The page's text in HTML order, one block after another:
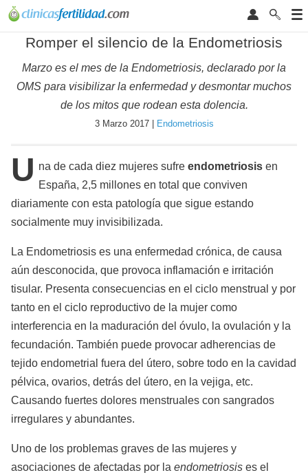
Romper el silencio de la Endometriosis
Marzo es el mes de la Endometriosis, declarado por la
OMS para visibilizar la enfermedad y desmontar muchos
de los mitos que rodean esta dolencia.
3 Marzo 2017 | Endometriosis
U na de cada diez mujeres sufre endometriosisen
España, 2,5 millones en total que conviven
diariamente con esta patología que sigue estando
socialmente muy invisibilizada.
La Endometriosis es una enfermedad crónica, de causa
aún desconocida, que provoca inflamación e irritación
tisular. Presenta consecuencias en el ciclo menstrual y por
tanto en el ciclo reproductivo de la mujer como
interferencia en la maduración del óvulo, la ovulación y la
fecundación. También puede provocar adherencias de
tejido endometrial fuera del útero, sobre todo en la cavidad
pélvica, ovarios, detrás del útero, en la vejiga, etc.
Causando fuertes dolores menstruales con sangrados
irregulares y abundantes.
Uno de los problemas graves de las mujeres y
asociaciones de afectadas por la endometriosis es el